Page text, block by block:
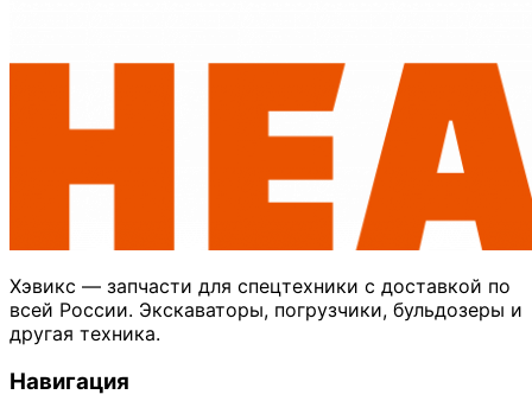
Хэвикс — запчасти для спецтехники с доставкой по
всей России. Экскаваторы, погрузчики, бульдозеры и
другая техника.
Навигация